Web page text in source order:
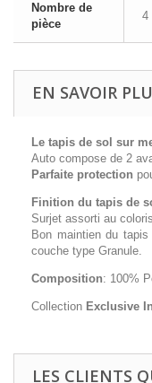
Nombre de
pièce
4
EN SAVOIR
Le tapis de sol sur
Auto compose de 2
Parfaite protection
Finition du tapis de
Surjet assorti au
Bon maintien du
couche type Granule.
Composition: 100%
Collection Exclusive
LES CLIENTS